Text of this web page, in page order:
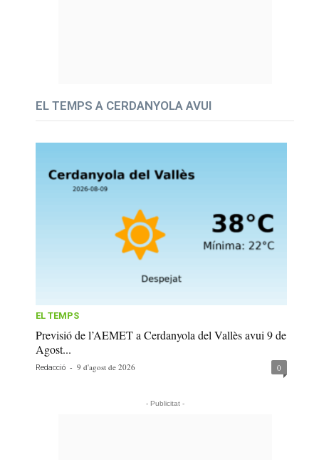
EL TEMPS A CERDANYOLA AVUI
EL TEMPS
Previsió de l’AEMET a Cerdanyola del Vallès avui 9 de
Agost...
Redacció - 9 d'agost de 2026 0
- Publicitat -